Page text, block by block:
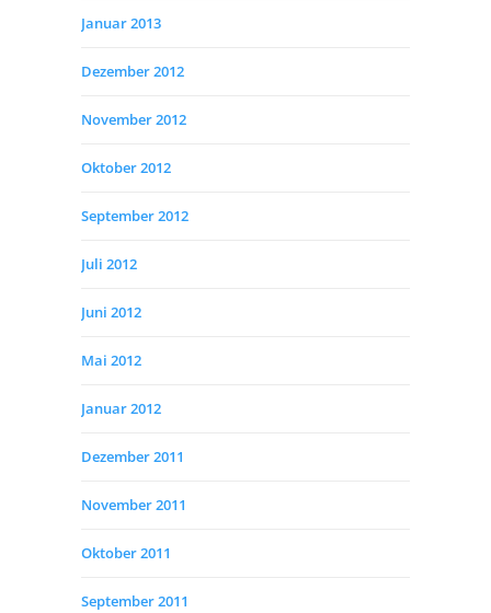
Januar 2013
Dezember 2012
November 2012
Oktober 2012
September 2012
Juli 2012
Juni 2012
Mai 2012
Januar 2012
Dezember 2011
November 2011
Oktober 2011
September 2011